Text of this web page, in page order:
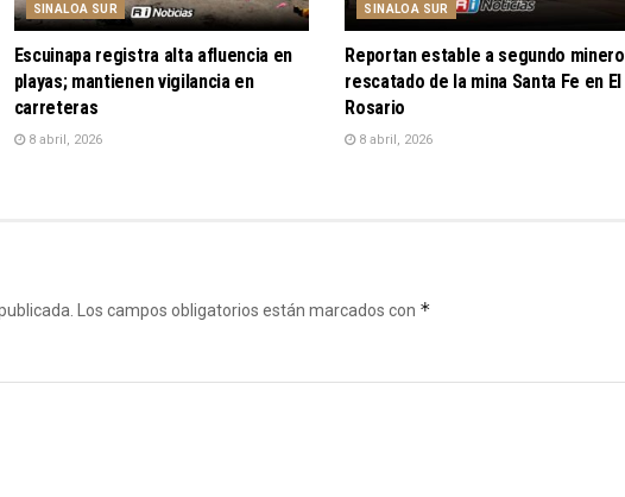
SINALOA SUR
Escuinapa registra alta afluencia en
playas; mantienen vigilancia en
carreteras
8 abril, 2026
SINALOA SUR
Reportan estable a segundo minero
rescatado de la mina Santa Fe en El
Rosario
8 abril, 2026
Los campos obligatorios están marcados con *